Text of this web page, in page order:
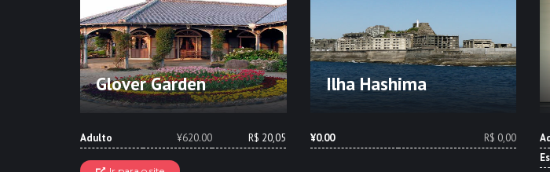
Glover Garden
Adulto ¥620.00 R$ 20,05
Ilha Hashima
¥0.00 R$ 0,00